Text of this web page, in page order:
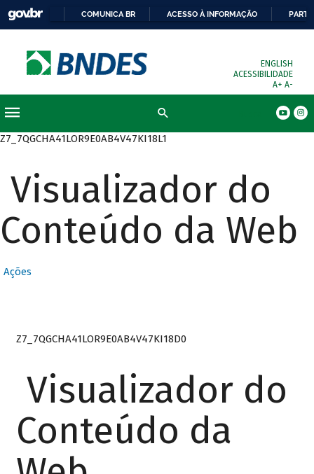
COMUNICA BR ACESSO À INFORMAÇÃO
ENGLISH
ACESSIBILIDADE
A+ A-
Z7_7QGCHA41LOR9E0AB4V47KI18L1
Visualizador do
Conteúdo da Web
Ações
Z7_7QGCHA41LOR9E0AB4V47KI18D0
Visualizador do
Conteúdo da